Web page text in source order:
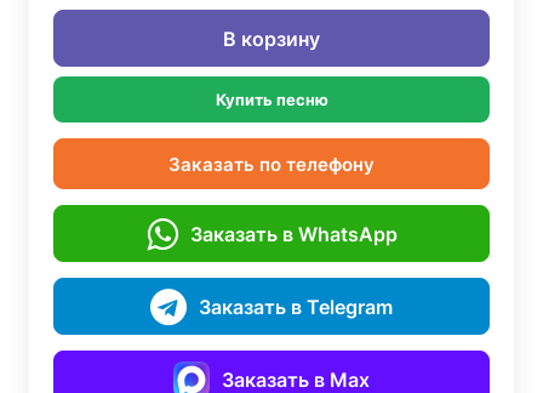
В корзину
Купить песню
Заказать по телефону
Заказать в WhatsApp
Заказать в Telegram
Заказать в Max